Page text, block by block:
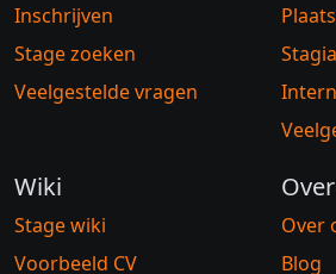
Inschrijven
Stage zoeken
Veelgestelde vragen
Wiki
Stage wiki
Voorbeeld CV
Over
Blog